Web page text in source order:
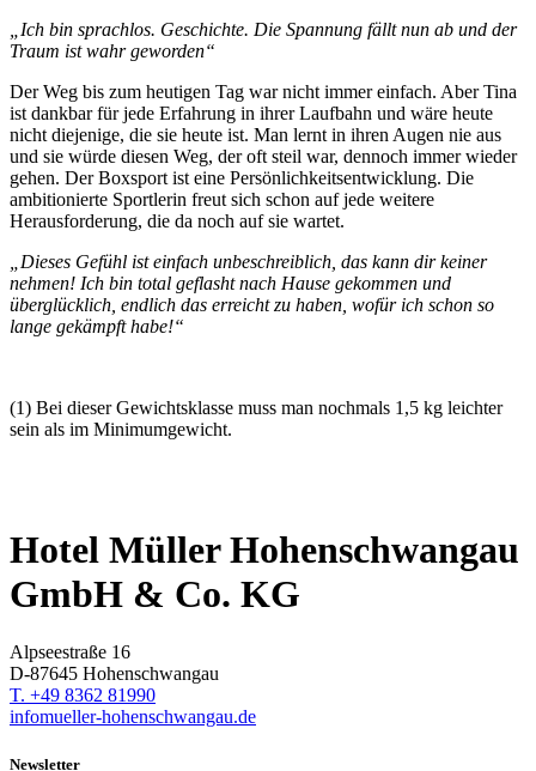
„Ich bin sprachlos. Geschichte. Die Spannung fällt nun ab und der
Traum ist wahr geworden“
Der Weg bis zum heutigen Tag war nicht immer einfach. Aber Tina
ist dankbar für jede Erfahrung in ihrer Laufbahn und wäre heute
nicht diejenige, die sie heute ist. Man lernt in ihren Augen nie aus
und sie würde diesen Weg, der oft steil war, dennoch immer wieder
gehen. Der Boxsport ist eine Persönlichkeitsentwicklung. Die
ambitionierte Sportlerin freut sich schon auf jede weitere
Herausforderung, die da noch auf sie wartet.
„Dieses Gefühl ist einfach unbeschreiblich, das kann dir keiner
nehmen! Ich bin total geflasht nach Hause gekommen und
überglücklich, endlich das erreicht zu haben, wofür ich schon so
lange gekämpft habe!“
(1) Bei dieser Gewichtsklasse muss man nochmals 1,5 kg leichter
sein als im Minimumgewicht.
Hotel Müller Hohenschwangau
GmbH & Co. KG
Alpseestraße 16
D-87645 Hohenschwangau
T. +49 8362 81990
infomueller-hohenschwangau.de
Newsletter